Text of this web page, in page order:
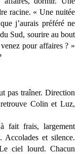
racine. « Une nuitée
j’aurais préféré ne
Sud, sourire au bout
pour affaires ? »
pas traîner. Direction
Colin et Luz,
fait frais, largement
Accolades et silence.
ciel lourd. Chacun